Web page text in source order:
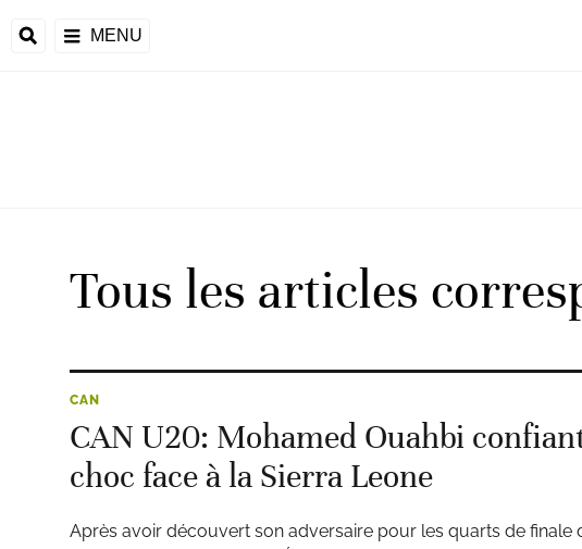
MENU
Tous les articles
CAN
CAN U20: Mohamed Ouahbi
choc face à la Sierra Leone
Après avoir découvert son adversaire pour les quarts de finale